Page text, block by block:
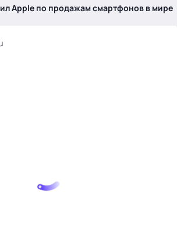
Apple по продажам смартфонов в мире